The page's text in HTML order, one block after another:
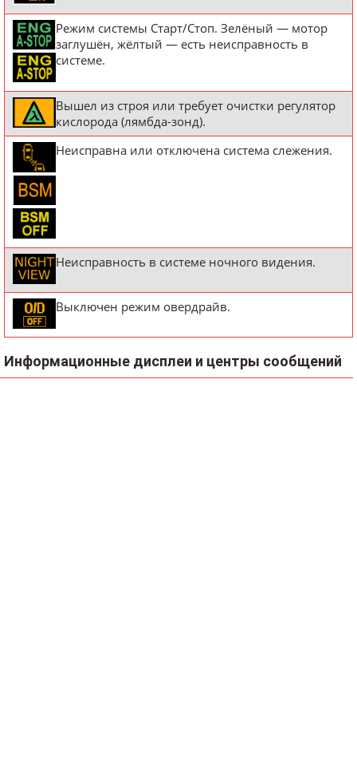
Режим системы Старт/Стоп. Зелёный — мотор
заглушён, жёлтый — есть неисправность в
системе.
Вышел из строя или требует очистки регулятор
кислорода (лямбда-зонд).
Неисправна или отключена система слежения.
Неисправность в системе ночного видения.
Выключен режим овердрайв.
Информационные дисплеи и центры сообщений